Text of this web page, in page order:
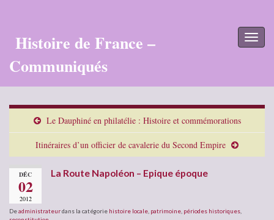
Histoire de France –
Communiqués
Le Dauphiné en philatélie : Histoire et commémorations
Itinéraires d’un officier de cavalerie du Second Empire
DÉC
02
2012
La Route Napoléon – Epique époque
Deadministrateurdans la catégorie histoire locale patrimoine périodes historiques